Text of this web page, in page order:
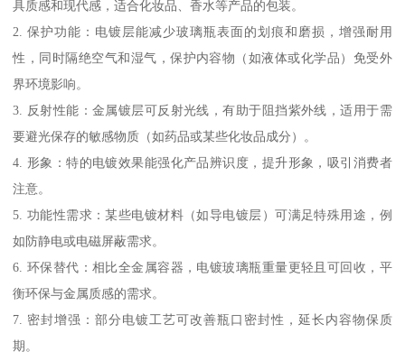
具质感和现代感，适合化妆品、香水等产品的包装。
2. 保护功能：电镀层能减少玻璃瓶表面的划痕和磨损，增强耐用
性，同时隔绝空气和湿气，保护内容物（如液体或化学品）免受外
界环境影响。
3. 反射性能：金属镀层可反射光线，有助于阻挡紫外线，适用于需
要避光保存的敏感物质（如药品或某些化妆品成分）。
4. 形象：特的电镀效果能强化产品辨识度，提升形象，吸引消费者
注意。
5. 功能性需求：某些电镀材料（如导电镀层）可满足特殊用途，例
如防静电或电磁屏蔽需求。
6. 环保替代：相比全金属容器，电镀玻璃瓶重量更轻且可回收，平
衡环保与金属质感的需求。
7. 密封增强：部分电镀工艺可改善瓶口密封性，延长内容物保质
期。